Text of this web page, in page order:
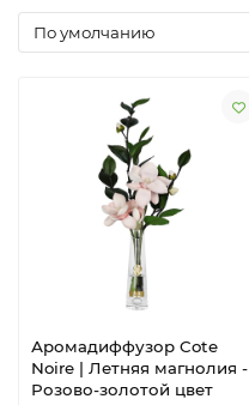
Аромадиффузор Cote
Noire | Летняя магнолия -
Розово-золотой цвет